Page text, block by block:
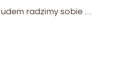
radzimy sobie …